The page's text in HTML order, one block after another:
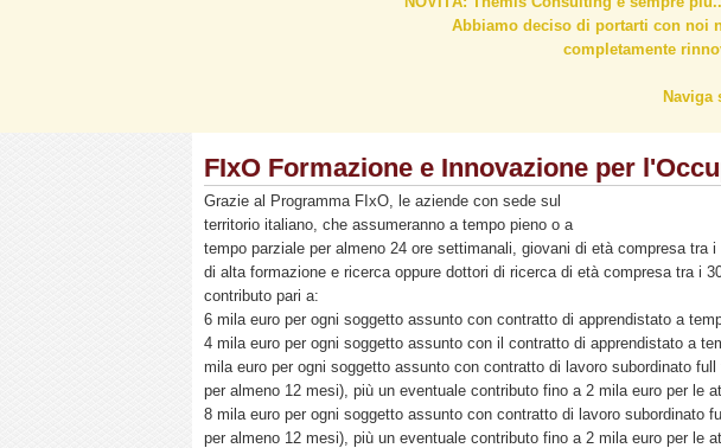
Abbiamo deciso di portarti con noi
completamente
Naviga
FIxO Formazione e Innovazione per
Grazie al Programma FIxO, le aziende con sede sul
territorio italiano, che assumeranno a tempo pieno o a
tempo parziale per almeno 24 ore settimanali, giovani di età compresa tra
di alta formazione e ricerca oppure dottori di ricerca di età compresa tra i
contributo pari a:
6 mila euro per ogni soggetto assunto con contratto di apprendistato a
4 mila euro per ogni soggetto assunto con il contratto di apprendistato a
mila euro per ogni soggetto assunto con contratto di lavoro subordinato
per almeno 12 mesi), più un eventuale contributo fino a 2 mila euro per le
8 mila euro per ogni soggetto assunto con contratto di lavoro subordinato
per almeno 12 mesi), più un eventuale contributo fino a 2 mila euro per le